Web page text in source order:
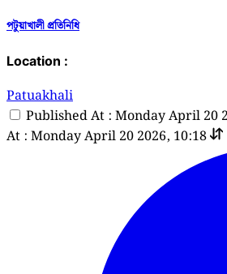
পটুয়াখালী প্রতিনিধি
Location :
Patuakhali
Published At : Monday April 20
At : Monday April 20 2026, 10:18